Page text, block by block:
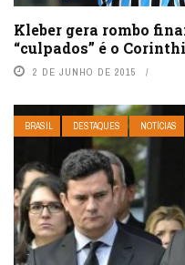
Kleber gera rombo
“culpados” é o
2 DE JUNHO DE 2015
BRASIL DESTAQUES NOTÍCIAS